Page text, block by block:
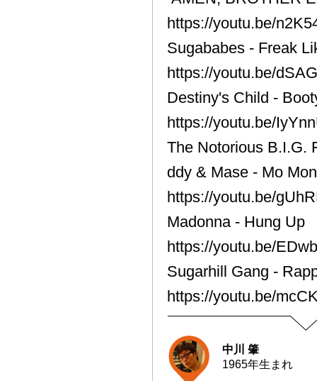
https://youtu.be/
Sugababes - Freak
https://youtu.be/
Destiny's Child -
https://youtu.be/
The Notorious B.I.G.
ddy & Mase - Mo
https://youtu.be/
Madonna - Hung Up
https://youtu.be/
Sugarhill Gang -
https://youtu.be/
中川 肇
1965年生まれ